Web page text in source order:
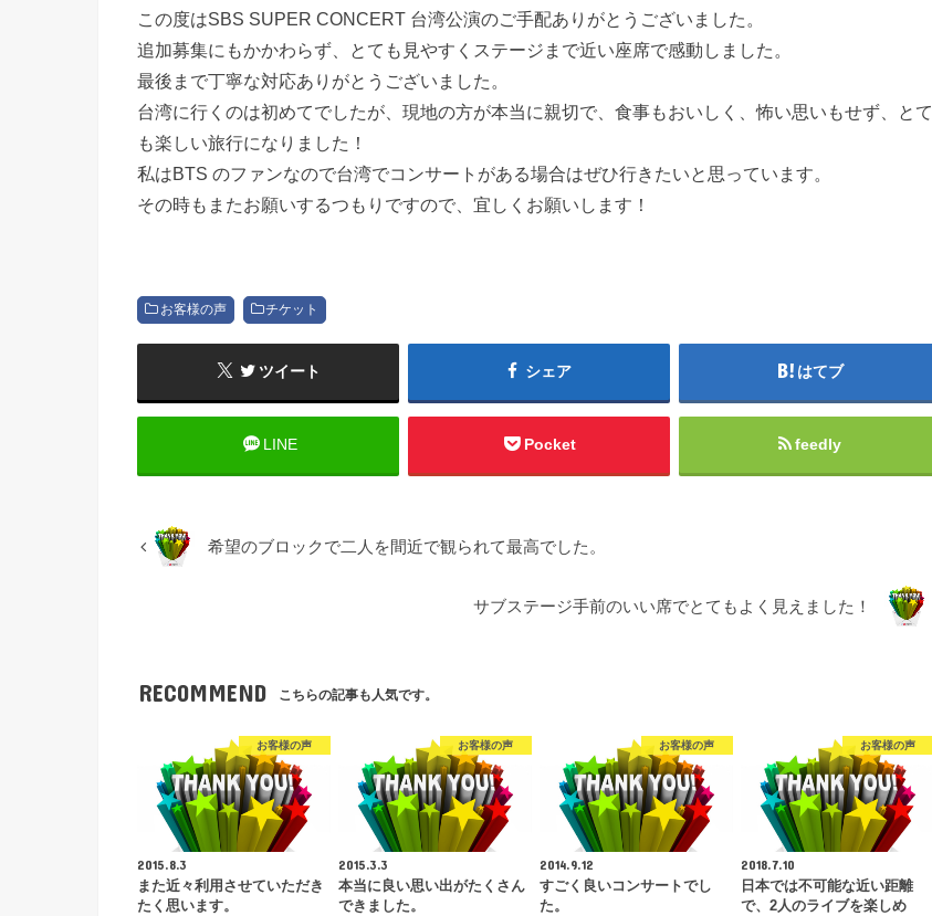
この度はSBS SUPER CONCERT 台湾公演のご手配ありがとうございました。
追加募集にもかかわらず、とても見やすくステージまで近い座席で感動しました。
最後まで丁寧な対応ありがとうございました。
台湾に行くのは初めてでしたが、現地の方が本当に親切で、食事もおいしく、怖い思いもせず、とて
も楽しい旅行になりました！
私はBTS のファンなので台湾でコンサートがある場合はぜひ行きたいと思っています。
その時もまたお願いするつもりですので、宜しくお願いします！
お客様の声 チケット
ツイート シェア はてブ
LINE Pocket feedly
希望のブロックで二人を間近で観られて最高でした。
サブステージ手前のいい席でとてもよく見えました！
RECOMMEND こちらの記事も人気です。
お客様の声
2015.8.3
また近々利用させていただき
たく思います。
お客様の声
2015.3.3
本当に良い思い出がたくさん
できました。
お客様の声
2014.9.12
すごく良いコンサートでし
た。
お客様の声
2018.7.10
日本では不可能な近い距離
で、2人のライブを楽しめ